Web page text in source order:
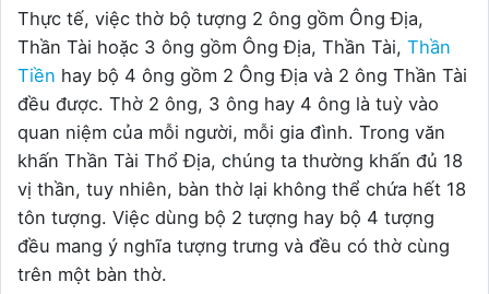
Thực tế, việc thờ bộ tượng 2 ông gồm Ông Địa,
Thần Tài hoặc 3 ông gồm Ông Địa, Thần Tài, Thần
Tiền hay bộ 4 ông gồm 2 Ông Địa và 2 ông Thần Tài
đều được. Thờ 2 ông, 3 ông hay 4 ông là tuỳ vào
quan niệm của mỗi người, mỗi gia đình. Trong văn
khấn Thần Tài Thổ Địa, chúng ta thường khấn đủ 18
vị thần, tuy nhiên, bàn thờ lại không thể chứa hết 18
tôn tượng. Việc dùng bộ 2 tượng hay bộ 4 tượng
đều mang ý nghĩa tượng trưng và đều có thờ cùng
trên một bàn thờ.